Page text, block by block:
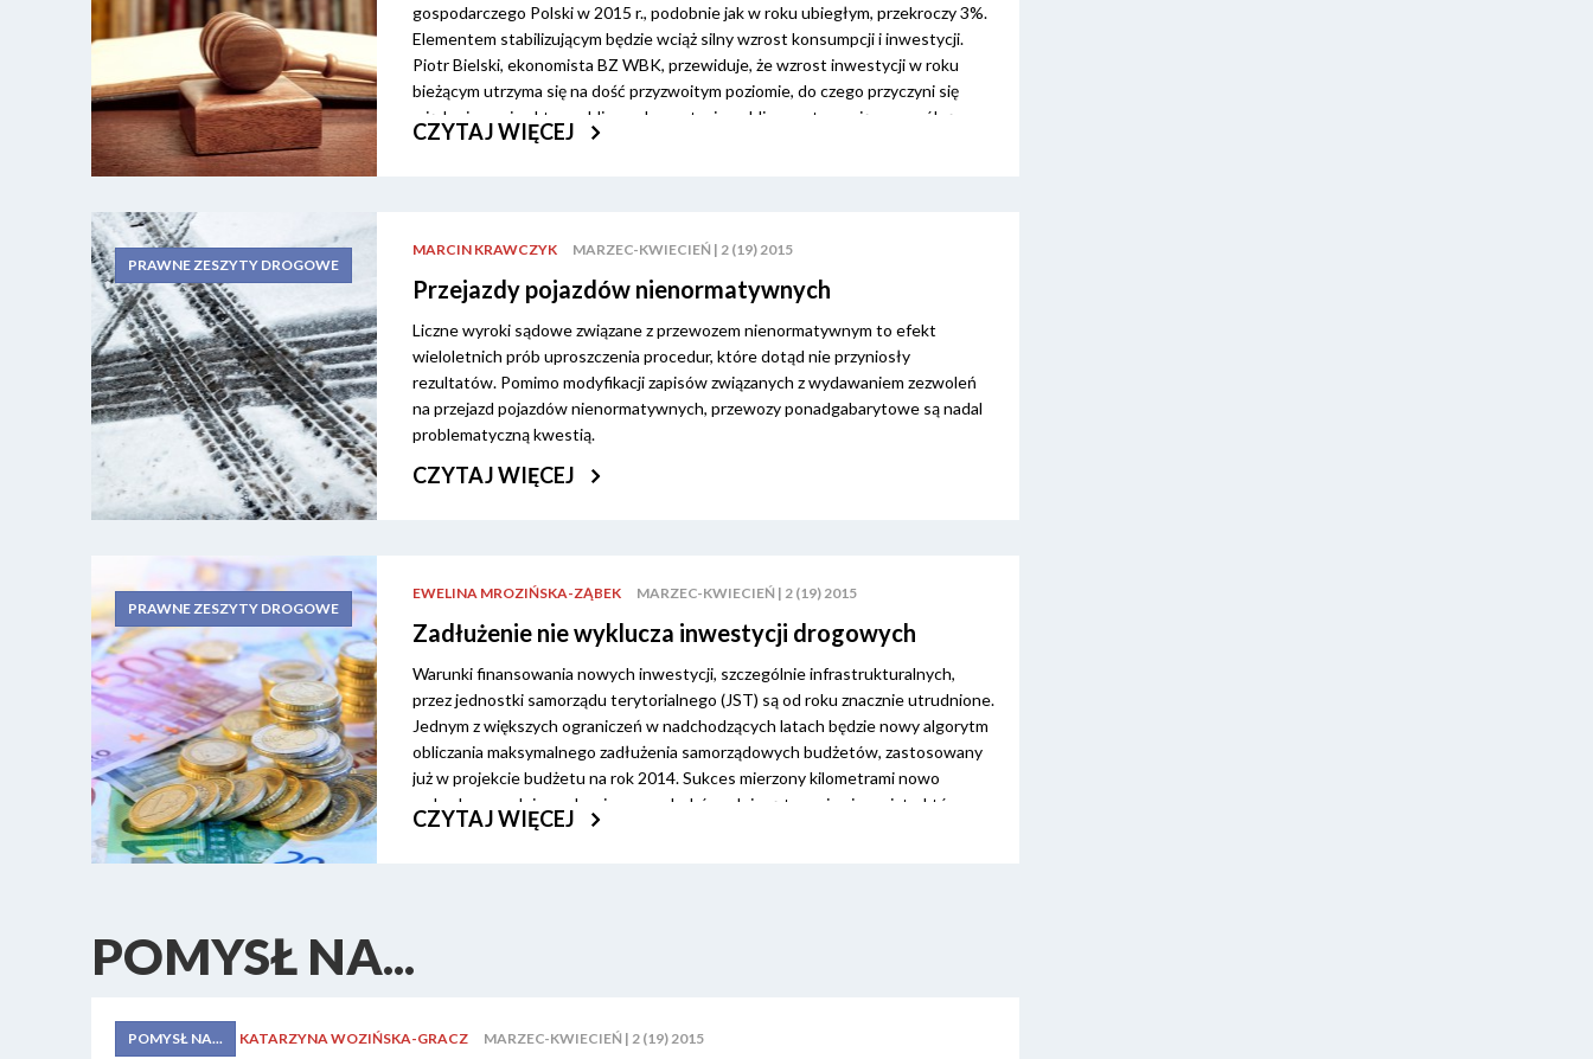
gospodarczego Polski w 2015 r., podobnie jak w roku ubiegłym, przekroczy 3%.
Elementem stabilizującym będzie wciąż silny wzrost konsumpcji i inwestycji.
Piotr Bielski, ekonomista BZ WBK, przewiduje, że wzrost inwestycji w roku
bieżącym utrzyma się na dość przyzwoitym poziomie, do czego przyczyni się
między innymi sektor publiczny. Inwestycje publiczne stanowią szczególną
grupę inwestycji, gdyż w ich przypadku bardziej niż korzyści finansowe
CZYTAJ WIĘCEJ
PRAWNE ZESZYTY DROGOWE
MARCIN KRAWCZYK MARZEC-KWIECIEŃ | 2 (19) 2015
Przejazdy pojazdów nienormatywnych
Liczne wyroki sądowe związane z przewozem nienormatywnym to efekt
wieloletnich prób uproszczenia procedur, które dotąd nie przyniosły
rezultatów. Pomimo modyfikacji zapisów związanych z wydawaniem zezwoleń
na przejazd pojazdów nienormatywnych, przewozy ponadgabarytowe są nadal
problematyczną kwestią.
CZYTAJ WIĘCEJ
PRAWNE ZESZYTY DROGOWE
EWELINA MROZIŃSKA-ZĄBEK MARZEC-KWIECIEŃ | 2 (19) 2015
Zadłużenie nie wyklucza inwestycji drogowych
Warunki finansowania nowych inwestycji, szczególnie infrastrukturalnych,
przez jednostki samorządu terytorialnego (JST) są od roku znacznie utrudnione.
Jednym z większych ograniczeń w nadchodzących latach będzie nowy algorytm
obliczania maksymalnego zadłużenia samorządowych budżetów, zastosowany
już w projekcie budżetu na rok 2014. Sukces mierzony kilometrami nowo
wybudowanych i zmodernizowanych dróg odniosą te gminy i powiaty, które
będą realizować politykę budżetową z pełną świadomością nowych szans i
CZYTAJ WIĘCEJ
POMYSŁ NA...
POMYSŁ NA... KATARZYNA WOZIŃSKA-GRACZ MARZEC-KWIECIEŃ | 2 (19) 2015